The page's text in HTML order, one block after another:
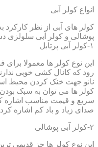
انواع کولر آبی
کولر های آبی از نظر کارکرد
پوشالی و کولر آبی سلولزی
۱-کولر آبی پرتابل
رود که کانال کشی خوبی
نانو جهت خنک کردن محیط
کولر ها می توان به سبک
سریع و قیمت مناسب اشاره
صدای زیاد و باد کم اشاره
۲-کولر آبی پوشالی
این نوع کولر ها جز قدیمی